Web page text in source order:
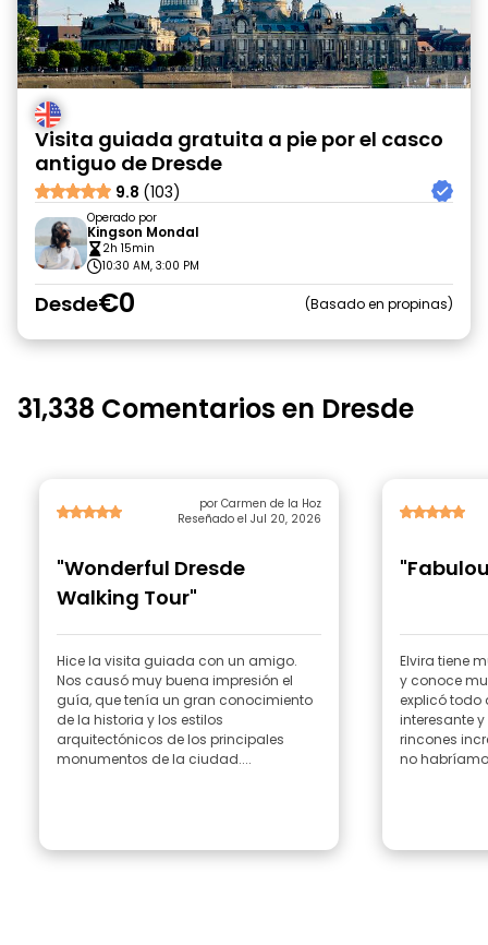
Visita guiada gratuita a pie por el casco
antiguo de Dresde
9.8 (103)
Operado por
Kingson Mondal
2h 15min
10:30 AM, 3:00 PM
Desde€0 Basado en propinas
31,338 Comentarios en Dresde
por Carmen de la Hoz
Reseñado el Jul 20, 2026
"Wonderful Dresde
Walking Tour"
Hice la visita guiada con un amigo.
Nos causó muy buena impresión el
guía, que tenía un gran conocimiento
de la historia y los estilos
arquitectónicos de los principales
monumentos de la ciudad....
Elvira tiene
y conoce
explicó todo
interesante
rincones
no